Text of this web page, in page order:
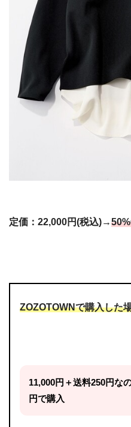
定価：22,000円(税込)→
ZOZOTOWNで購入した
11,000円＋送料250円な
円で購入